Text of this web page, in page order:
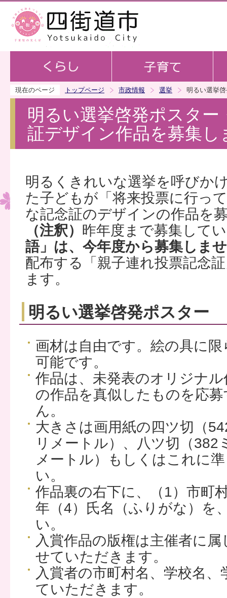
現在のページ トップページ 市政情報 選挙 明るい選挙
明るい選挙啓発ポスター
証デザイン作品を募集し
明るくきれいな選挙を呼びか
た子どもが「将来投票に行っ
な記念証のデザインの作品を
（注釈） 昨年度まで募集して
語」は、今年度から募集しま
配布する「親子連れ投票記念
ます。
明るい選挙啓発ポスター
画材は自由です。絵の具に
可能です。
作品は、未発表のオリジナ
の作品を真似したものを応
ん。
大きさは画用紙の四ツ切（
リメートル）、八ツ切（
メートル）もしくはこれに
い。
作品裏の右下に、（1）市町
年（4）氏名（ふりがな）を
い。
入賞作品の版権は主催者に
せていただきます。
入賞者の市町村名、学校名
ていただきます。